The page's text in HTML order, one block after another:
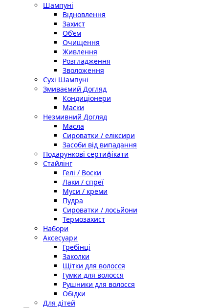
Шампуні
Відновлення
Захист
Об'єм
Очищення
Живлення
Розгладження
Зволоження
Сухі Шампуні
Змиваємий Догляд
Кондиціонери
Маски
Незмивний Догляд
Масла
Сироватки / еліксири
Засоби від випадання
Подарункові сертифікати
Стайлінг
Гелі / Воски
Лаки / спреї
Муси / креми
Пудра
Сироватки / лосьйони
Термозахист
Набори
Аксесуари
Гребінці
Заколки
Щітки для волосся
Гумки для волосся
Рушники для волосся
Обідки
Для дітей